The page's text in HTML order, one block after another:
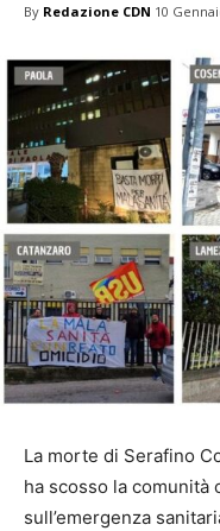
By Redazione CDN 10
La morte di Serafino
ha scosso la comunità
sull’emergenza